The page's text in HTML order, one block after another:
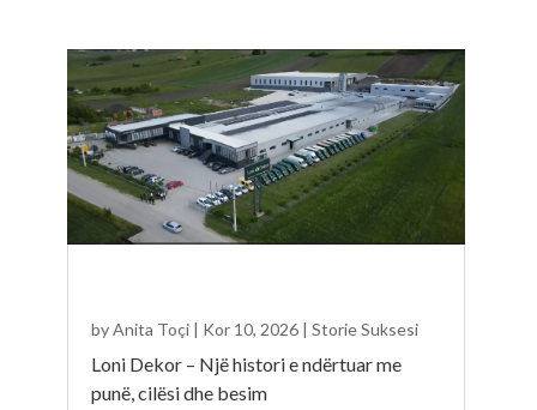
Loni Dekor – Një histori e ndërtuar me
punë, cilësi dhe besim
byAnita Toçi| Kor 10, 2026| Storie Suksesi